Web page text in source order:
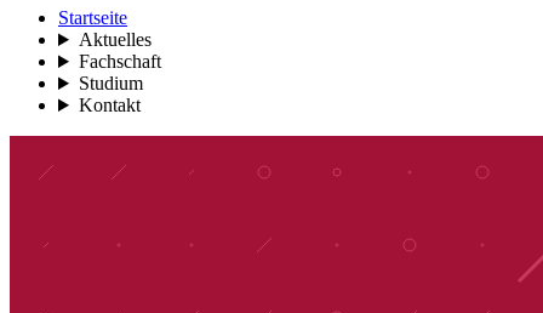
Startseite
Aktuelles
Fachschaft
Studium
Kontakt